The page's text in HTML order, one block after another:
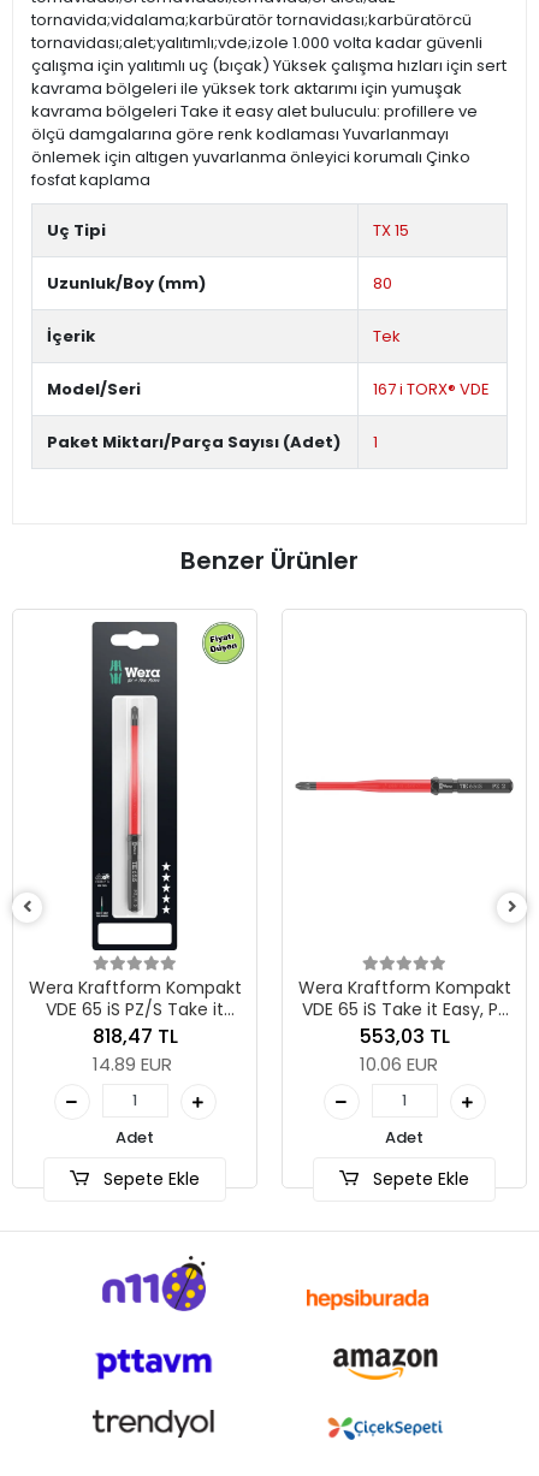
tornavida;vidalama;karbüratör tornavidası;karbüratörcü
tornavidası;alet;yalıtımlı;vde;izole 1.000 volta kadar güvenli
çalışma için yalıtımlı uç (bıçak) Yüksek çalışma hızları için sert
kavrama bölgeleri ile yüksek tork aktarımı için yumuşak
kavrama bölgeleri Take it easy alet buluculu: profillere ve
ölçü damgalarına göre renk kodlaması Yuvarlanmayı
önlemek için altıgen yuvarlanma önleyici korumalı Çinko
fosfat kaplama
Uç Tipi TX 15
Uzunluk/Boy (mm) 80
İçerik Tek
Model/Seri 167 i TORX® VDE
Paket Miktarı/Parça Sayısı (Adet) 1
Benzer Ürünler
Wera Kraftform Kompakt
VDE 65 iS Take it Easy, PZ
553,03 TL
Sepete Ekle
VDE 65 iS Take it